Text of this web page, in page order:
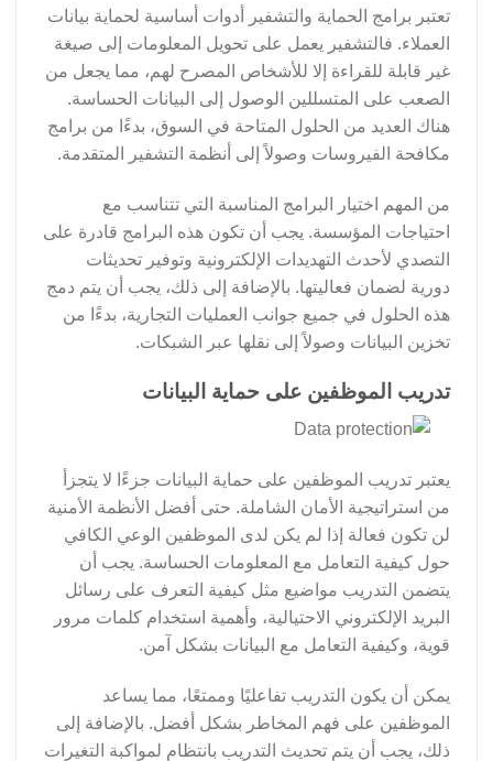
تعتبر برامج الحماية والتشفير أدوات أساسية لحماية بيانات
العملاء. فالتشفير يعمل على تحويل المعلومات إلى صيغة
غير قابلة للقراءة إلا للأشخاص المصرح لهم، مما يجعل من
الصعب على المتسللين الوصول إلى البيانات الحساسة.
هناك العديد من الحلول المتاحة في السوق، بدءًا من برامج
مكافحة الفيروسات وصولاً إلى أنظمة التشفير المتقدمة.
من المهم اختيار البرامج المناسبة التي تتناسب مع
احتياجات المؤسسة. يجب أن تكون هذه البرامج قادرة على
التصدي لأحدث التهديدات الإلكترونية وتوفير تحديثات
دورية لضمان فعاليتها. بالإضافة إلى ذلك، يجب أن يتم دمج
هذه الحلول في جميع جوانب العمليات التجارية، بدءًا من
تخزين البيانات وصولاً إلى نقلها عبر الشبكات.
تدريب الموظفين على حماية البيانات
يعتبر تدريب الموظفين على حماية البيانات جزءًا لا يتجزأ
من استراتيجية الأمان الشاملة. حتى أفضل الأنظمة الأمنية
لن تكون فعالة إذا لم يكن لدى الموظفين الوعي الكافي
حول كيفية التعامل مع المعلومات الحساسة. يجب أن
يتضمن التدريب مواضيع مثل كيفية التعرف على رسائل
البريد الإلكتروني الاحتيالية، وأهمية استخدام كلمات مرور
قوية، وكيفية التعامل مع البيانات بشكل آمن.
يمكن أن يكون التدريب تفاعليًا وممتعًا، مما يساعد
الموظفين على فهم المخاطر بشكل أفضل. بالإضافة إلى
ذلك، يجب أن يتم تحديث التدريب بانتظام لمواكبة التغيرات